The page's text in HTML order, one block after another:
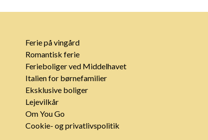
Ferie på vingård
Romantisk ferie
Ferieboliger ved Middelhavet
Italien for børnefamilier
Eksklusive boliger
Lejevilkår
Om You Go
Cookie- og privatlivspolitik